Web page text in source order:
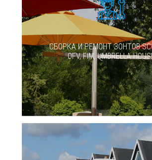
СБОРКА И РЕМОНТ ЗОНТОВ
OFV, FIM, UMBRELLA